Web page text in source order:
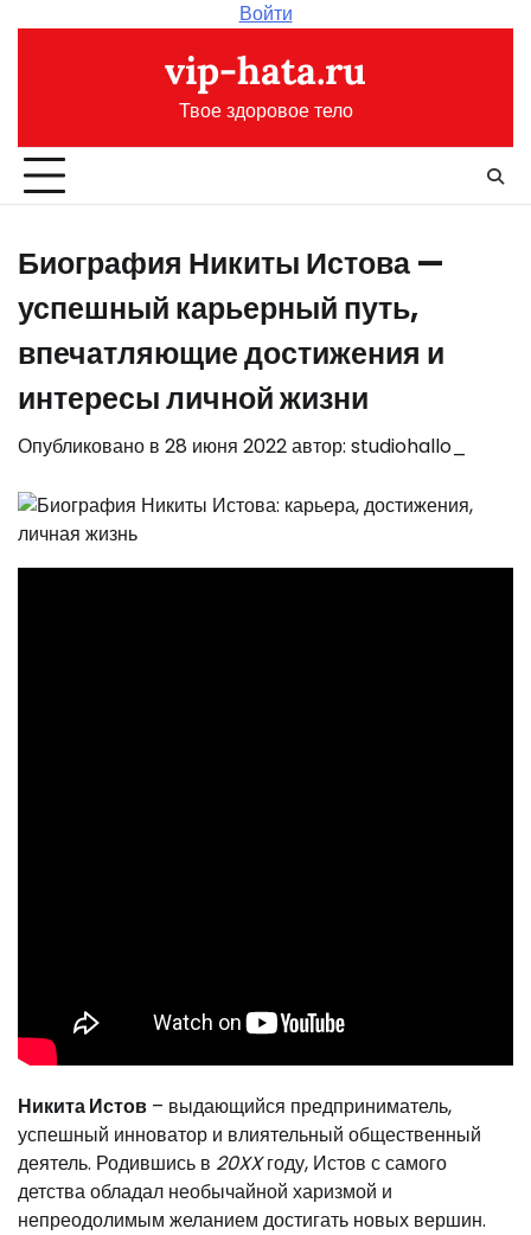
Войти
vip-hata.ru
Твое здоровое тело
Биография Никиты Истова —
успешный карьерный путь,
впечатляющие достижения и
интересы личной жизни
Опубликовано в 28 июня 2022автор: studiohallo_
Никита Истов – выдающийся предприниматель,
успешный инноватор и влиятельный общественный
деятель. Родившись в 20XXгоду, Истов с самого
детства обладал необычайной харизмой и
непреодолимым желанием достигать новых вершин.